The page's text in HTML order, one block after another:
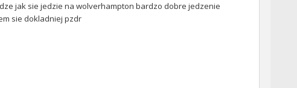
jak sie jedzie na wolverhampton bardzo dobre jedzenie
sie dokladniej pzdr